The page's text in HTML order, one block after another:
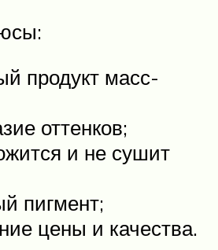
продукт масс-
оттенков;
и не сушит
пигмент;
цены и качества.